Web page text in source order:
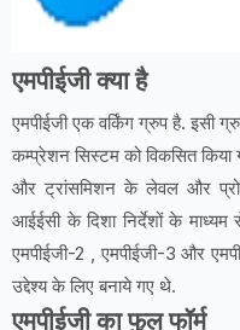
एमपीईजी क्या है
एमपीईजी एक वर्किंग ग्रुप है. इसी
कम्प्रेशन सिस्टम को विकसित
और ट्रांसमिशन के लेवल और
आईईसी के दिशा निर्देशों के
एमपीईजी-2 , एमपीईजी-3 और
उद्देश्य के लिए बनाये गए थे.
एमपीईजी का फुल फॉर्म